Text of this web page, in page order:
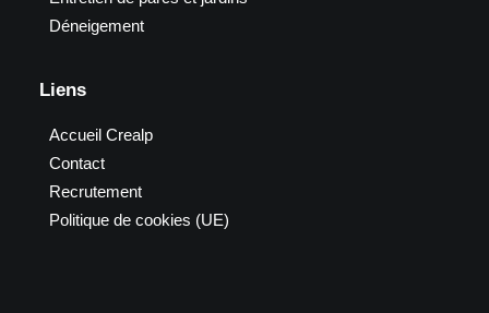
Déneigement
Liens
Accueil Crealp
Contact
Recrutement
Politique de cookies (UE)